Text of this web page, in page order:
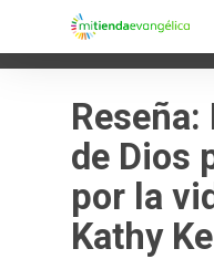
to
de Dios
por la
Kathy
Ir a